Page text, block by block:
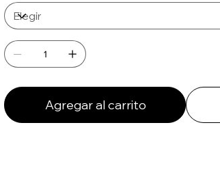
Agregar al carrito